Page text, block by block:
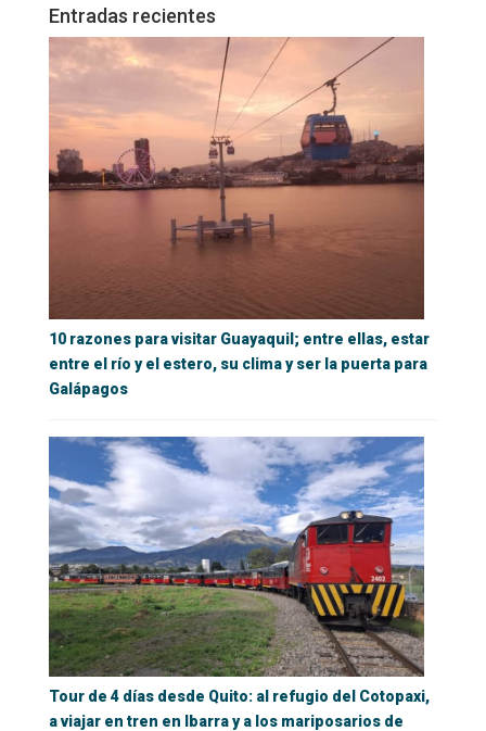
Entradas recientes
10 razones para visitar Guayaquil; entre ellas, estar
entre el río y el estero, su clima y ser la puerta para
Galápagos
Tour de 4 días desde Quito: al refugio del Cotopaxi,
a viajar en tren en Ibarra y a los mariposarios de